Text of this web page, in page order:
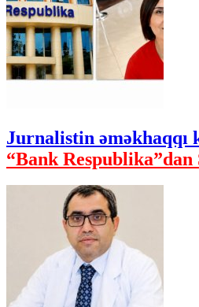
Jurnalistin əməkhaqqı
“Bank